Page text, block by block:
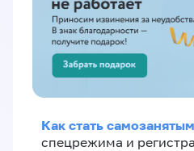
Как стать самозанятым
спецрежима и